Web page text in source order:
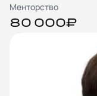
Менторство
80 000₽